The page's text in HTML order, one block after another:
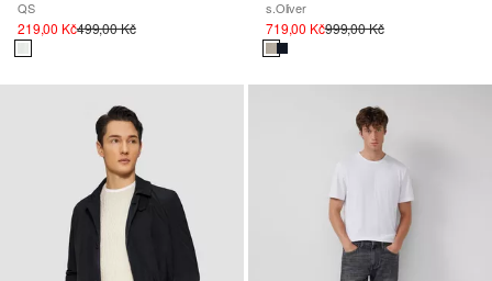
QS
219,00 Kč499,00 Kč
s.Oliver
719,00 Kč999,00 Kč